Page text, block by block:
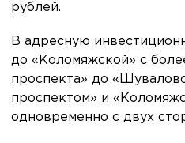
рублей.
В адресную
до «Коломяжской» с
проспекта» до
проспектом» и
одновременно с двух